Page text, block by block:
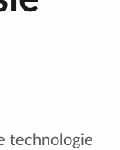
technologie